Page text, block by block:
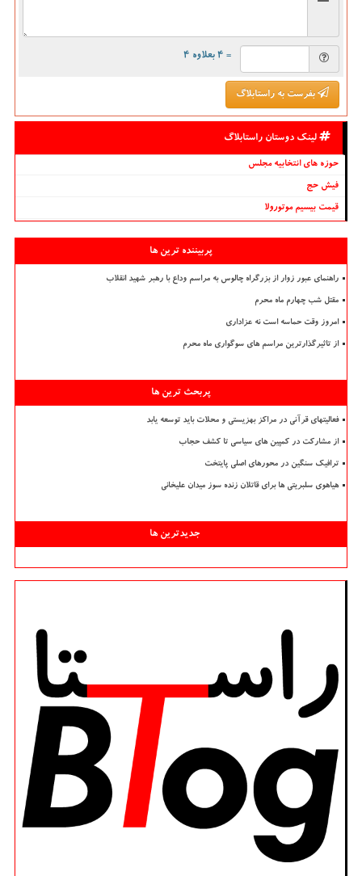
= ۴ بعلاوه ۴
بفرست به راستابلاگ
لینک دوستان راستابلاگ
حوزه های انتخابیه مجلس
فیش حج
قیمت بیسیم موتورولا
پربیننده ترین ها
راهنمای عبور زوار از بزرگراه چالوس به مراسم وداع با رهبر شهید انقلاب
مقتل شب چهارم ماه محرم
امروز وقت حماسه است نه عزاداری
از تاثیرگذارترین مراسم های سوگواری ماه محرم
پربحث ترین ها
فعالیتهای قرآنی در مراکز بهزیستی و محلات باید توسعه یابد
از مشارکت در کمپین های سیاسی تا کشف حجاب
ترافیک سنگین در محورهای اصلی پایتخت
هیاهوی سلبریتی ها برای قاتلان زنده سوز میدان علیخانی
جدیدترین ها